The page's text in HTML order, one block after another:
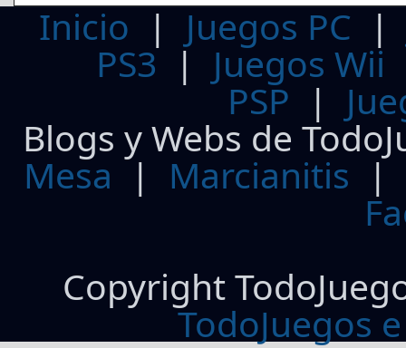
Inicio | Juegos PC
PS3| Juegos Wii
PSP |
Blogs y Webs de
Mesa | Marcianitis |
Copyright
TodoJuegos